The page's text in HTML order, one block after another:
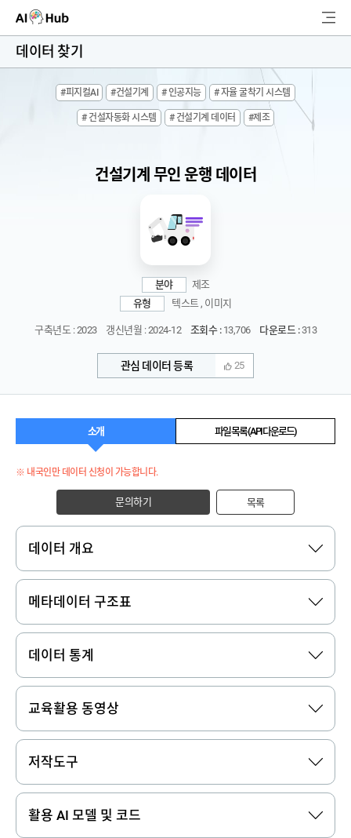
AI-Hub
색
데이터 찾기
#피지컬AI #건설기계 # 인공지능 # 자율 굴착기 시스템
# 건설자동화 시스템 # 건설기계 데이터 #제조
건설기계 무인 운행 데이터
분야
제조
유형
텍스트 , 이미지
구축년도 : 2023 갱신년월 : 2024-12 조회수 :13,706 다운로드 :313
관심 데이터 등록 25
소개 파일 목록 (API 다운로드)
※ 내국인만 데이터 신청이 가능합니다.
문의하기 목록
데이터 개요
메타데이터 구조표
데이터 통계
교육활용 동영상
저작도구
활용 AI 모델 및 코드